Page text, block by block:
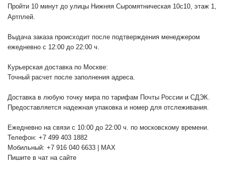
Пройти 10 минут до улицы Нижняя Сыромятническая 10с10, этаж 1,
Артплей.
Выдача заказа происходит после подтверждения менеджером
ежедневно с 12:00 до 22:00 ч.
Курьерская доставка по Москве:
Точный расчет после заполнения адреса.
Доставка в любую точку мира по тарифам Почты России и СДЭК.
Предоставляется надежная упаковка и номер для отслеживания.
Ежедневно на связи с 10:00 до 22:00 ч. по московскому времени.
Телефон: +7 499 403 1882
Мобильный: +7 916 040 6633 | MAX
Пишите в чат на сайте